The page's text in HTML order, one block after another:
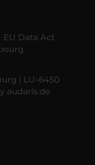
EU Data Act
| LU-6450
audaris.de